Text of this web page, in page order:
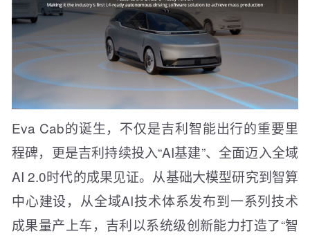
Eva Cab的诞生，不仅是吉利智能出行的重要里
程碑，更是吉利持续投入“AI基建”、全面迈入全域
AI 2.0时代的成果见证。从基础大模型研究到智算
中心建设，从全域AI技术体系发布到一系列技术
成果量产上车，吉利以系统级创新能力打造了“智